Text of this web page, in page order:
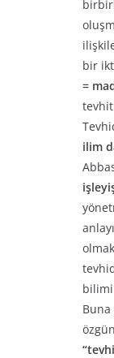
bir
=
tevhit
ilim
bilimi